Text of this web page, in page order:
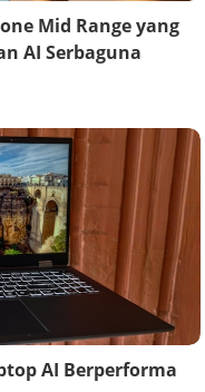
Mid Range yang
AI Serbaguna
AI Berperforma